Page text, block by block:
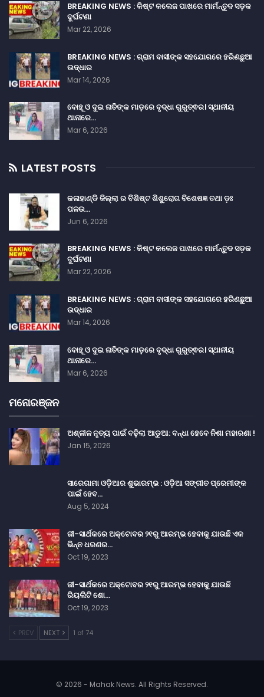
BREAKING NEWS : କିଷ୍ଟ କଲେଜ ପାଖରେ ମାର୍ମନ୍ତୁଦ ସଡ଼କ
ଦୁର୍ଘଟଣା
Mar 22, 2026
BREAKING NEWS : ଗ୍ରାମ ବାସୀଙ୍କ ସହଯୋଗରେ ହରିଣଛୁଆ
ଉଦ୍ଧାର
Mar 14, 2026
ବୋହୂ ଓ ଦୁଇ ନାତିଙ୍କ ମାଡ଼ରେ ବୃଦ୍ଧା ଗୁରୁତ୍ଵର। ସ୍ଥାନୀୟ
ଥାନାରେ…
Mar 6, 2026
LATEST POSTS
କଳାହାଣ୍ଡି ଜିଲ୍ଲା ର ବିଶିଷ୍ଟ ଶିଶୁରୋଗ ବିଶେଷଜ୍ଞ ତଥା ଡ଼ଃ
ପଳଉ…
Jun 6, 2026
BREAKING NEWS : କିଷ୍ଟ କଲେଜ ପାଖରେ ମାର୍ମନ୍ତୁଦ ସଡ଼କ
ଦୁର୍ଘଟଣା
Mar 22, 2026
BREAKING NEWS : ଗ୍ରାମ ବାସୀଙ୍କ ସହଯୋଗରେ ହରିଣଛୁଆ
ଉଦ୍ଧାର
Mar 14, 2026
ବୋହୂ ଓ ଦୁଇ ନାତିଙ୍କ ମାଡ଼ରେ ବୃଦ୍ଧା ଗୁରୁତ୍ଵର। ସ୍ଥାନୀୟ
ଥାନାରେ…
Mar 6, 2026
ମନୋରଞ୍ଜନ
ଅଶ୍ଳୀଳ ନୃତ୍ୟ ପାଇଁ ବଢ଼ିଲା ଆଡୁଆ: ବନ୍ଧା ହେବେ ନିଶା ମହାରଣା !
Jan 15, 2026
ସାରେଗାମା ଓଡ଼ିଆର ଶୁଭାରମ୍ଭ : ଓଡ଼ିଆ ସଙ୍ଗୀତ ପ୍ରେମୀଙ୍କ
ପାଇଁ ହେବ…
Aug 5, 2024
ଜୀ-ସାର୍ଥକରେ ଅକ୍ଟୋବର ୨୧ରୁ ଆରମ୍ଭ ହେବାକୁ ଯାଉଛି ଏକ
ଭିନ୍ନ ଧରଣର…
Oct 19, 2023
ଜୀ-ସାର୍ଥକରେ ଅକ୍ଟୋବର ୨୧ରୁ ଆରମ୍ଭ ହେବାକୁ ଯାଉଛି
ରିୟଲିଟି ଶୋ…
Oct 19, 2023
PREV NEXT 1 of 74
© 2026 - Mahak News. All Rights Reserved.